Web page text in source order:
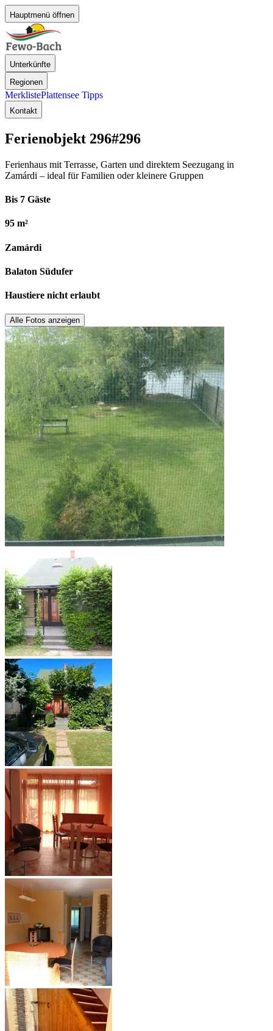
Hauptmenü öffnen
Unterkünfte
Regionen
MerklistePlattensee Tipps
Kontakt
Ferienobjekt 296#296
Ferienhaus mit Terrasse, Garten und direktem Seezugang in
Zamárdi – ideal für Familien oder kleinere Gruppen
Bis 7 Gäste
95 m²
Zamárdi
Balaton Südufer
Haustiere nicht erlaubt
Alle Fotos anzeigen